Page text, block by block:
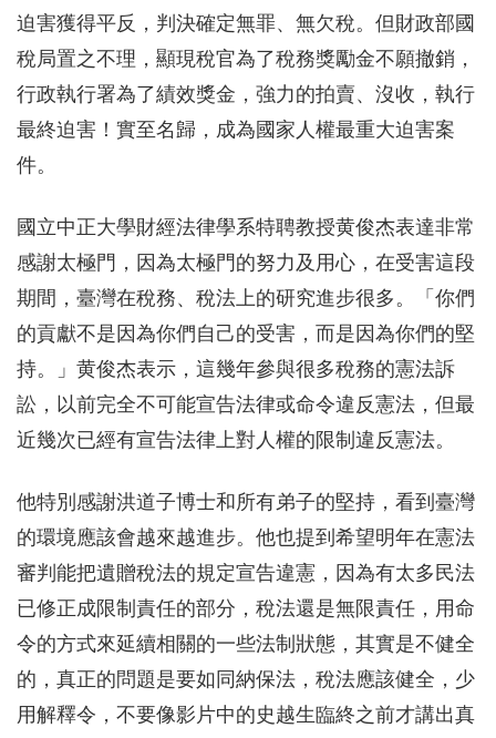
迫害獲得平反，判決確定無罪、無欠稅。但財政部國
稅局置之不理，顯現稅官為了稅務獎勵金不願撤銷，
行政執行署為了績效獎金，強力的拍賣、沒收，執行
最終迫害！實至名歸，成為國家人權最重大迫害案
件。
國立中正大學財經法律學系特聘教授黄俊杰表達非常
感謝太極門，因為太極門的努力及用心，在受害這段
期間，臺灣在稅務、稅法上的研究進步很多。「你們
的貢獻不是因為你們自己的受害，而是因為你們的堅
持。」黄俊杰表示，這幾年參與很多稅務的憲法訴
訟，以前完全不可能宣告法律或命令違反憲法，但最
近幾次已經有宣告法律上對人權的限制違反憲法。
他特別感謝洪道子博士和所有弟子的堅持，看到臺灣
的環境應該會越來越進步。他也提到希望明年在憲法
審判能把遺贈稅法的規定宣告違憲，因為有太多民法
已修正成限制責任的部分，稅法還是無限責任，用命
令的方式來延續相關的一些法制狀態，其實是不健全
的，真正的問題是要如同納保法，稅法應該健全，少
用解釋令，不要像影片中的史越生臨終之前才講出真